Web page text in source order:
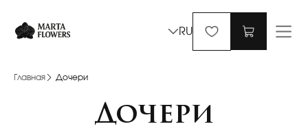
RU
Главная Дочери
Дочери